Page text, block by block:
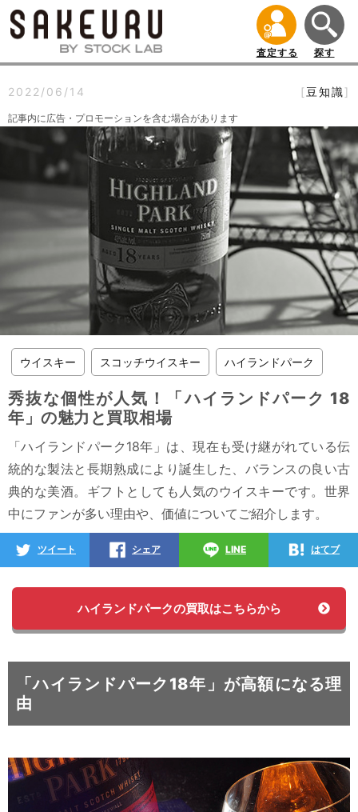
査定する 探す
2022/06/14 [豆知識]
記事内に広告・プロモーションを含む場合があります
ウイスキー スコッチウイスキー ハイランドパーク
秀抜な個性が人気！「ハイランドパーク 18
年」の魅力と買取相場
「ハイランドパーク18年」は、現在も受け継がれている伝
統的な製法と長期熟成により誕生した、バランスの良い古
典的な美酒。ギフトとしても人気のウイスキーです。世界
中にファンが多い理由や、価値についてご紹介します。
ツイート シェア LINE はてブ
ハイランドパークの買取はこちらから
「ハイランドパーク18年」が高額になる理
由